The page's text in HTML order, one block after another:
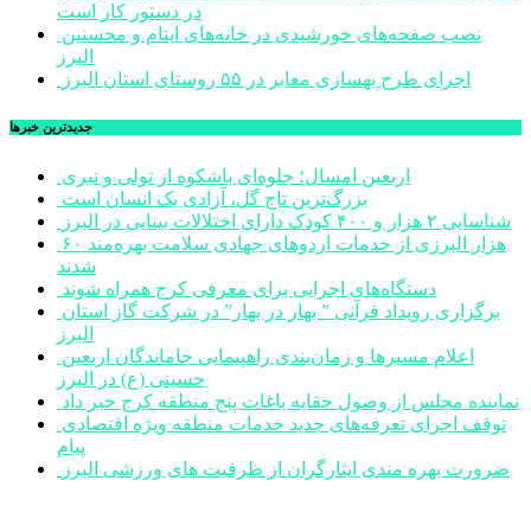
در دستور کار است
البرز
اجرای طرح بهسازی معابر در ۵۵ روستای استان البرز
جديدترين خبرها
اربعین امسال؛ جلوه‌ای باشکوه از تولی و تبری
بزرگ‌ترین تاج گل، آزادی یک انسان است
شناسایی ۲ هزار و ۴۰۰ کودک دارای اختلالات بینایی در البرز
۶۰ هزار البرزی از خدمات اردوهای جهادی سلامت بهره‌مند
شدند
دستگاه‌های اجرایی برای معرفی کرج همراه شوند
البرز
حسینی (ع) در البرز
نماینده مجلس از وصول حقابه باغات پنج منطقه کرج خبر داد
پیام
ضرورت بهره مندی ایثارگران از ظرفیت های ورزشی البرز